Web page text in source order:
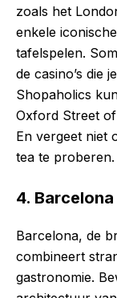
zoals het
enkele
tafelspelen.
de casino’s die
Shopaholics
Oxford Street
En vergeet niet
tea te proberen.
4. Barcelona
Barcelona, de
combineert
gastronomie.